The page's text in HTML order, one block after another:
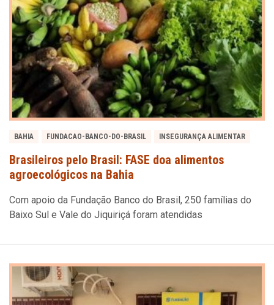
BAHIA FUNDACAO-BANCO-DO-BRASIL INSEGURANÇA ALIMENTAR
Brasileiros pelo Brasil: FASE doa alimentos
agroecológicos na Bahia
Com apoio da Fundação Banco do Brasil, 250 famílias do
Baixo Sul e Vale do Jiquiriçá foram atendidas